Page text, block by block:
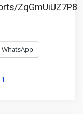
ZqGmUiUZ7P8
WhatsApp
1